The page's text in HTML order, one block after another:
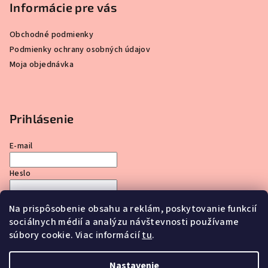
Na prispôsobenie obsahu a reklám, poskytovanie funkcií
sociálnych médií a analýzu návštevnosti používame
súbory cookie. Viac informáciítu.
Informácie pre vás
Obchodné podmienky
Podmienky ochrany osobných údajov
Moja objednávka
Prihlásenie
E-mail
Heslo
Prihlásiť sa
Nová registrácia Zabudnuté heslo